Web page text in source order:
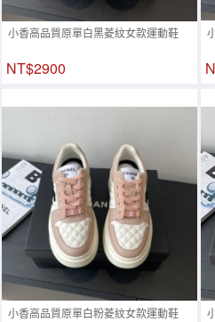
小香高品質原單白黑菱紋女款運動鞋
NT$2900
小香高品質原單白粉菱紋女款運動鞋